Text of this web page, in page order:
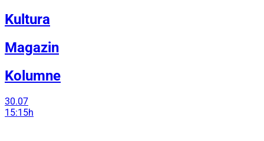
Kultura
Magazin
Kolumne
30.07
15:15h